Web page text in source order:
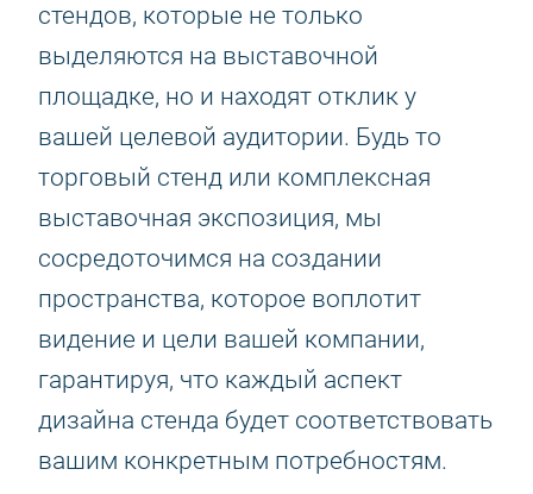
стендов, которые не только
выделяются на выставочной
площадке, но и находят отклик у
вашей целевой аудитории. Будь то
торговый стенд или комплексная
выставочная экспозиция, мы
сосредоточимся на создании
пространства, которое воплотит
видение и цели вашей компании,
гарантируя, что каждый аспект
дизайна стенда будет соответствовать
вашим конкретным потребностям.